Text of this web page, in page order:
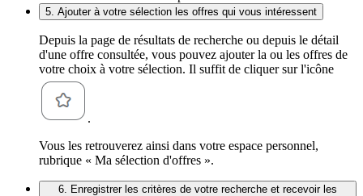
5. Ajouter à votre sélection les offres qui vous intéressent
Depuis la page de résultats de recherche ou depuis le détail
d'une offre consultée, vous pouvez ajouter la ou les offres de
votre choix à votre sélection. Il suffit de cliquer sur l'icône
.
Vous les retrouverez ainsi dans votre espace personnel,
rubrique « Ma sélection d'offres ».
6. Enregistrer les critères de votre recherche et recevoir les